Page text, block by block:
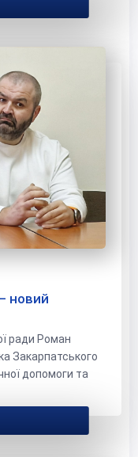
новий
ради Роман
Закарпатського
допомоги та